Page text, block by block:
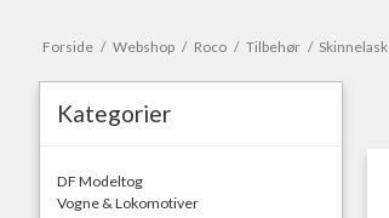
Forside / Webshop / Roco / Tilbehør /
Kategorier
DF Modeltog
Vogne & Lokomotiver